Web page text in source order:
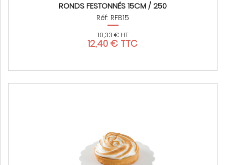
RONDS FESTONNÉS 15CM / 250
Réf: RFB15
10,33 € HT
12,40 € TTC